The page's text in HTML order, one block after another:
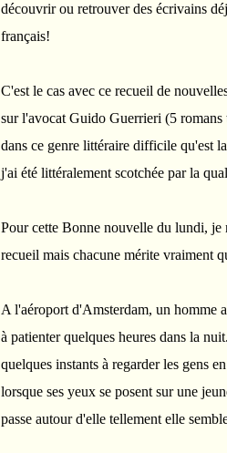
découvrir ou retrouver des écrivains
français!
C'est le cas avec ce recueil de
sur l'avocat Guido Guerrieri (5
dans ce genre littéraire difficile qu'est
j'ai été littéralement scotchée par la
Pour cette Bonne nouvelle du lundi, je
recueil mais chacune mérite vraiment
A l'aéroport d'Amsterdam, un homme
à patienter quelques heures dans la
quelques instants à regarder les gens
lorsque ses yeux se posent sur une
passe autour d'elle tellement elle